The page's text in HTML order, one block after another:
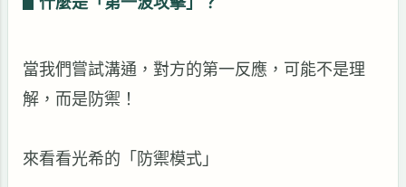
當我們嘗試溝通，對方的第一反應，可能不是理
解，而是防禦！
來看看光希的「防禦模式」